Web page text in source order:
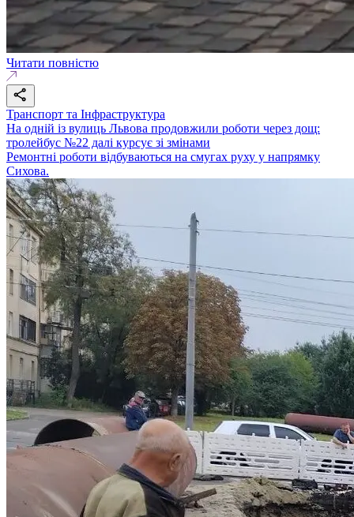
Читати повністю
Транспорт та Інфраструктура
На одній із вулиць Львова продовжили роботи через дощ:
тролейбус №22 далі курсує зі змінами
Ремонтні роботи відбуваються на смугах руху у напрямку
Сихова.